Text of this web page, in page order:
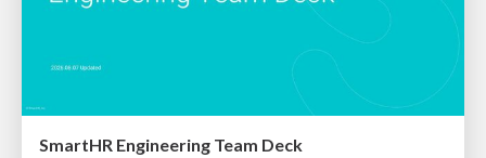
SmartHR Engineering Team Deck